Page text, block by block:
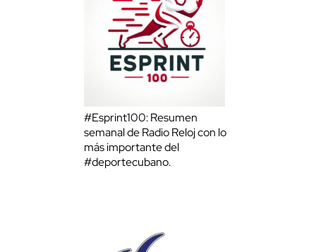
#Esprint100: Resumen
semanal de Radio Reloj con lo
más importante del
#deportecubano.